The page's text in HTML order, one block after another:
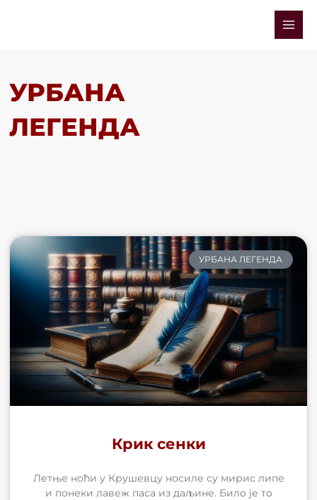
Main
УРБАНА
ЛЕГЕНДА
УРБАНА ЛЕГЕНДА
Крик сенки
Летње ноћи у Крушевцу носиле су мирис липе
и понеки лавеж паса из даљине. Било је то